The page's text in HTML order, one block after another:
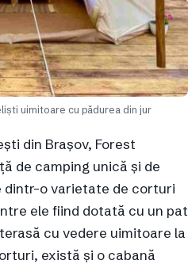
uimitoare cu pădurea din jur
din Brașov, Forest
de camping unică și de
dintr-o varietate de corturi
ele fiind dotată cu un pat
cu vedere uimitoare la
există și o cabană